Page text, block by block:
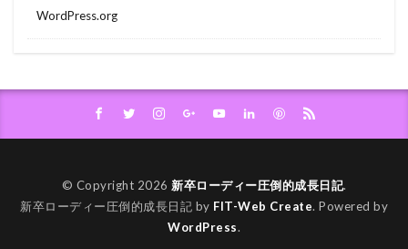
WordPress.org
© Copyright 2026 新卒ローディー圧倒的成長日記.
新卒ローディー圧倒的成長日記 by FIT-Web Create. Powered by
WordPress.